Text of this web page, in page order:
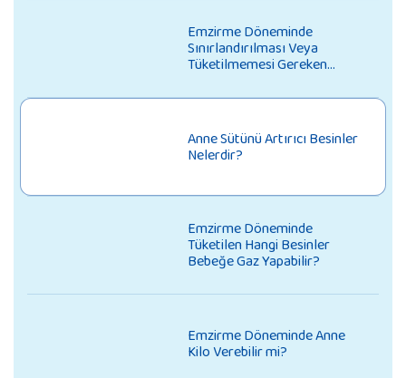
Emzirme Döneminde
Sınırlandırılması Veya
Tüketilmemesi Gereken
Anne Sütünü Artırıcı Besinler
Nelerdir?
Emzirme Döneminde
Tüketilen Hangi Besinler
Bebeğe Gaz Yapabilir?
Emzirme Döneminde Anne
Kilo Verebilir mi?